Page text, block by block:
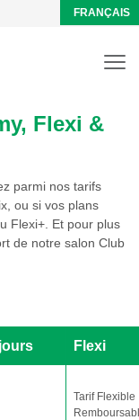
FRANÇAIS
Flexi &
parmi nos tarifs
ou si vos plans
Flexi+. Et pour plus
de notre salon Club
Flexi
Tarif Flexible